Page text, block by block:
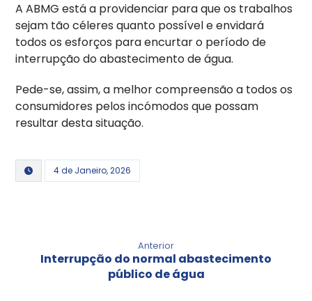
A ABMG está a providenciar para que os trabalhos
sejam tão céleres quanto possível e envidará
todos os esforços para encurtar o período de
interrupção do abastecimento de água.
Pede-se, assim, a melhor compreensão a todos os
consumidores pelos incómodos que possam
resultar desta situação.
4 de Janeiro, 2026
Anterior
Interrupção do normal abastecimento
público de água